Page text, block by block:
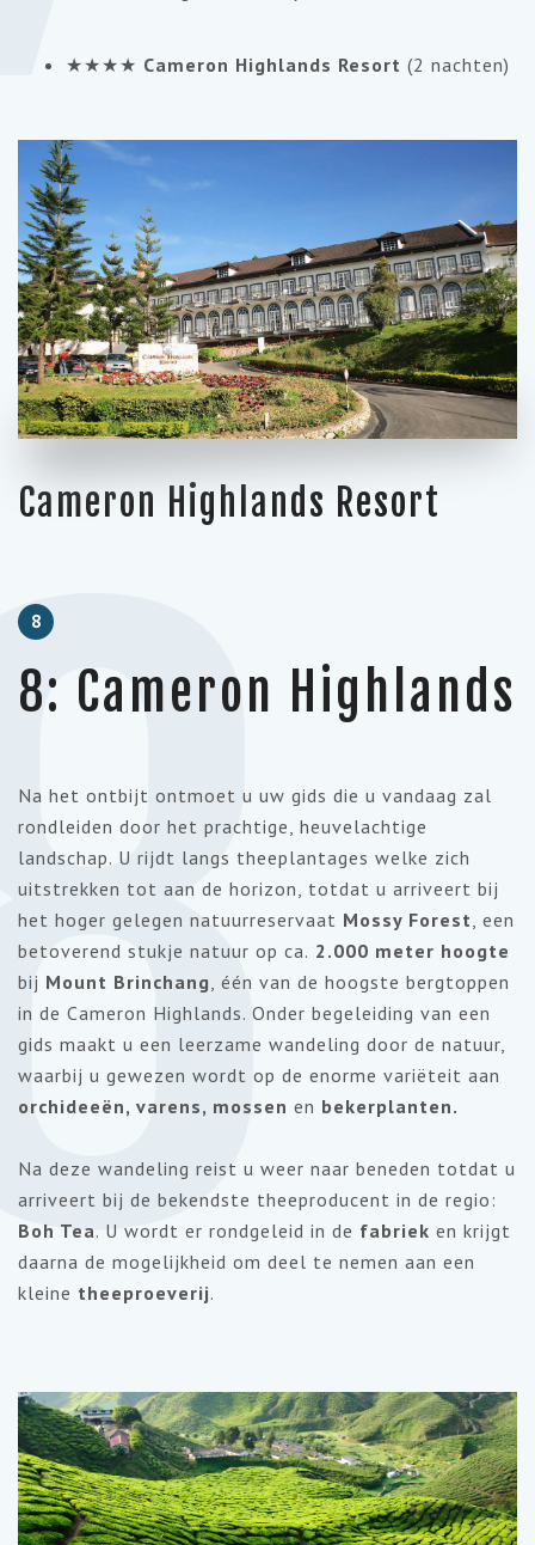
★★★★ Cameron Highlands Resort (2 nachten)
Cameron Highlands Resort
8
8: Cameron Highlands
Na het ontbijt ontmoet u uw gids die u vandaag zal
rondleiden door het prachtige, heuvelachtige
landschap. U rijdt langs theeplantages welke zich
uitstrekken tot aan de horizon, totdat u arriveert bij
het hoger gelegen natuurreservaat Mossy Forest , een
betoverend stukje natuur op ca. 2.000 meter hoogte
bij Mount Brinchang , één van de hoogste bergtoppen
in de Cameron Highlands. Onder begeleiding van een
gids maakt u een leerzame wandeling door de natuur,
waarbij u gewezen wordt op de enorme variëteit aan
orchideeën, varens, mossen en bekerplanten.
Na deze wandeling reist u weer naar beneden totdat u
arriveert bij de bekendste theeproducent in de regio:
Boh Tea. U wordt er rondgeleid in de fabriek en krijgt
daarna de mogelijkheid om deel te nemen aan een
kleine theeproeverij.